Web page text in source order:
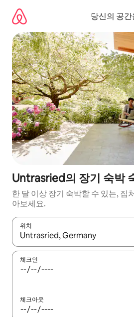
당신의 공
Untrasried의 장기 숙박
한 달 이상 장기 숙박할 수 있는, 집
아보세요.
위치
결과가 나오면 위·아래 화살표 키를
체크인
체크아웃